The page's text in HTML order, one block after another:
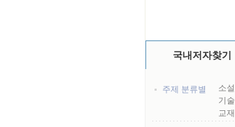
국내저자찾기
주제 분류별 소설
기술
교재